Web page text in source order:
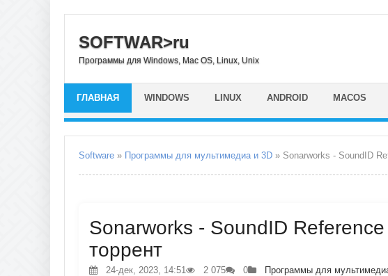
SOFTWAR>ru
Программы для Windows, Mac OS, Linux, Unix
ГЛАВНАЯ WINDOWS LINUX ANDROID MACOS
Software » Программы для мультимедиа и 3D » Sonarworks - SoundID
Sonarworks - SoundID
торрент
24-дек, 2023, 14:51 2 075 0 Программы для